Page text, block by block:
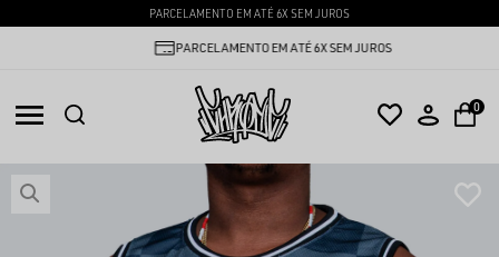
PARCELAMENTO EM ATÉ 6X SEM JUROS
PARCELAMENTO EM ATÉ 6X SEM JUROS
0